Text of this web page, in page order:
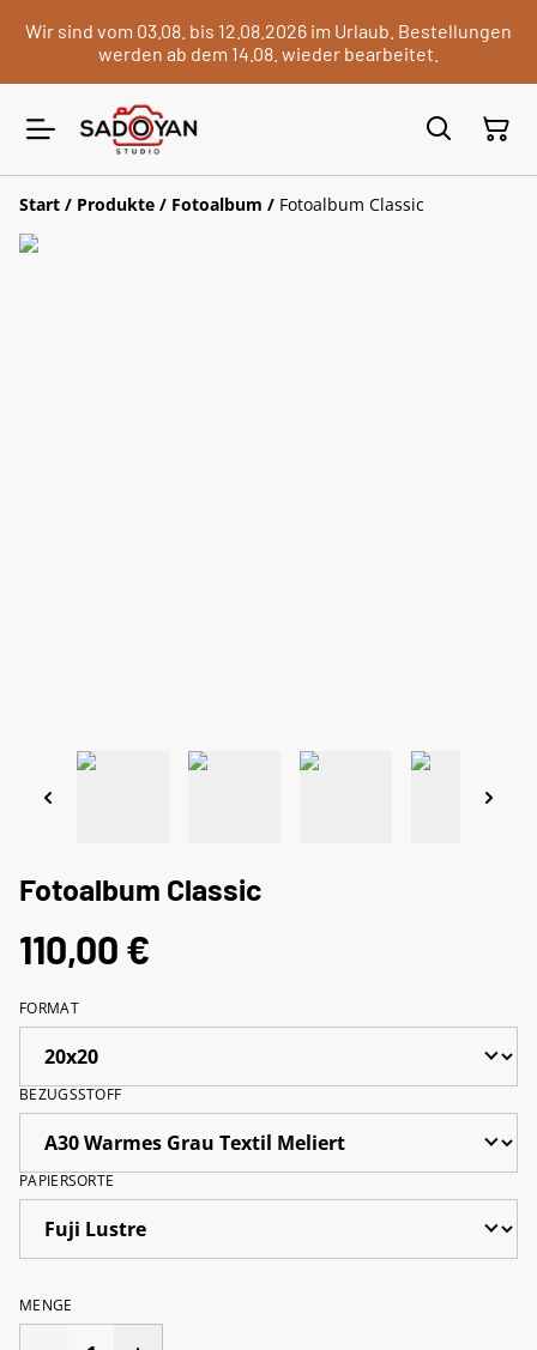
Wir sind vom 03.08. bis 12.08.2026 im Urlaub. Bestellungen
werden ab dem 14.08. wieder bearbeitet.
Start / Produkte / Fotoalbum / Fotoalbum Classic
Fotoalbum Classic
110,00 €
FORMAT
BEZUGSSTOFF
PAPIERSORTE
MENGE